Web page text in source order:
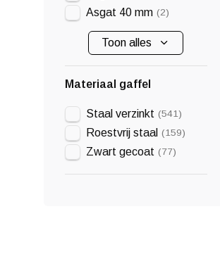
Asgat 40 mm (2)
Toon alles
Materiaal gaffel
Staal verzinkt (541)
Roestvrij staal (159)
Zwart gecoat (77)